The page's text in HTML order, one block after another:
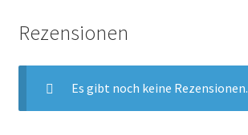
Rezensionen
Es gibt noch keine Rezensionen.